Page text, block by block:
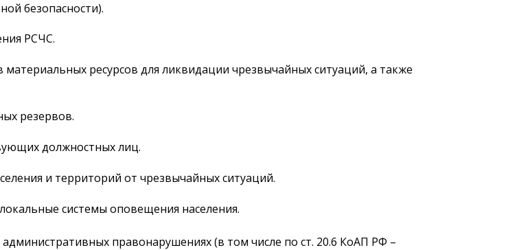
безопасности).
РСЧС.
ресурсов для ликвидации чрезвычайных ситуаций, а также
резервов.
должностных лиц.
и территорий от чрезвычайных ситуаций.
системы оповещения населения.
правонарушениях (в том числе по ст. 20.6 КоАП РФ –